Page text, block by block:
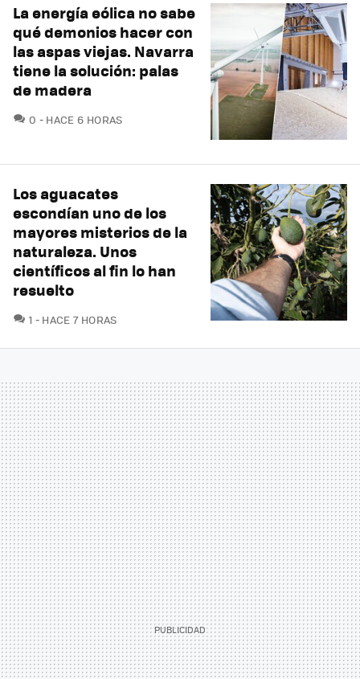
La energía eólica no sabe
qué demonios hacer con
las aspas viejas. Navarra
tiene la solución: palas
de madera
0 COMENTARIOS
HACE 6 HORAS
Los aguacates
escondían uno de los
mayores misterios de la
naturaleza. Unos
científicos al fin lo han
resuelto
1 COMENTARIOS
HACE 7 HORAS